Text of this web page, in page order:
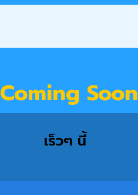
Coming Soon
เร็วๆ นี้